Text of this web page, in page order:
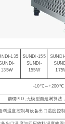
135
135W
SUNDI-155
SUNDI-
155W
-10℃～+200℃
前馈PID ,无模型自建树算法
料温度控制与设备出口温度控